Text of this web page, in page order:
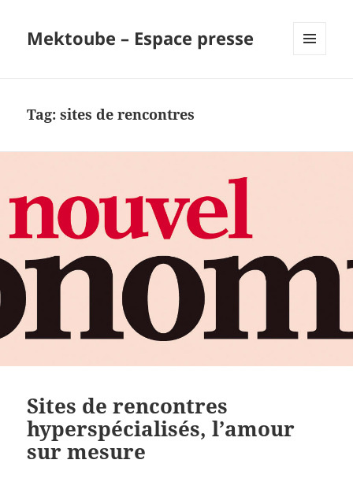
Mektoube – Espace presse
Tag:sites de rencontres
Sites de rencontres
hyperspécialisés, l’amour
sur mesure